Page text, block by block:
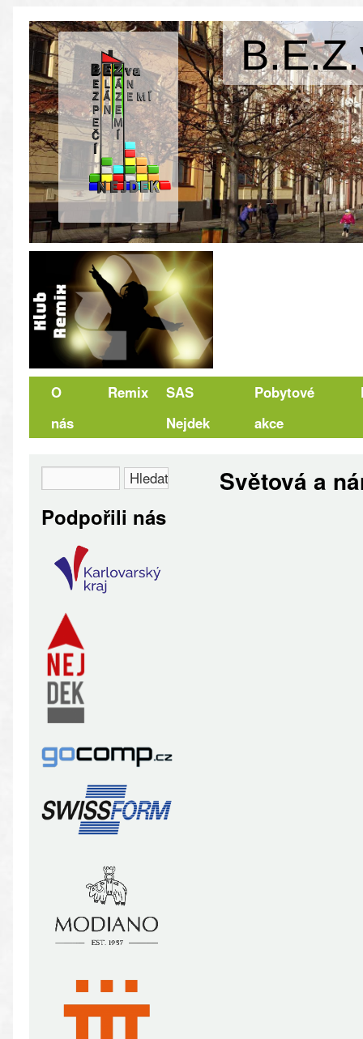
O
nás
Remix
SAS
Nejdek
Pobytové
akce
Podpořili nás
Světová a